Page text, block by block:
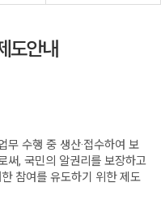
도안내
무 수행 중 생산·접수하여 보
써, 국민의 알권리를 보장하고
참여를 유도하기 위한 제도